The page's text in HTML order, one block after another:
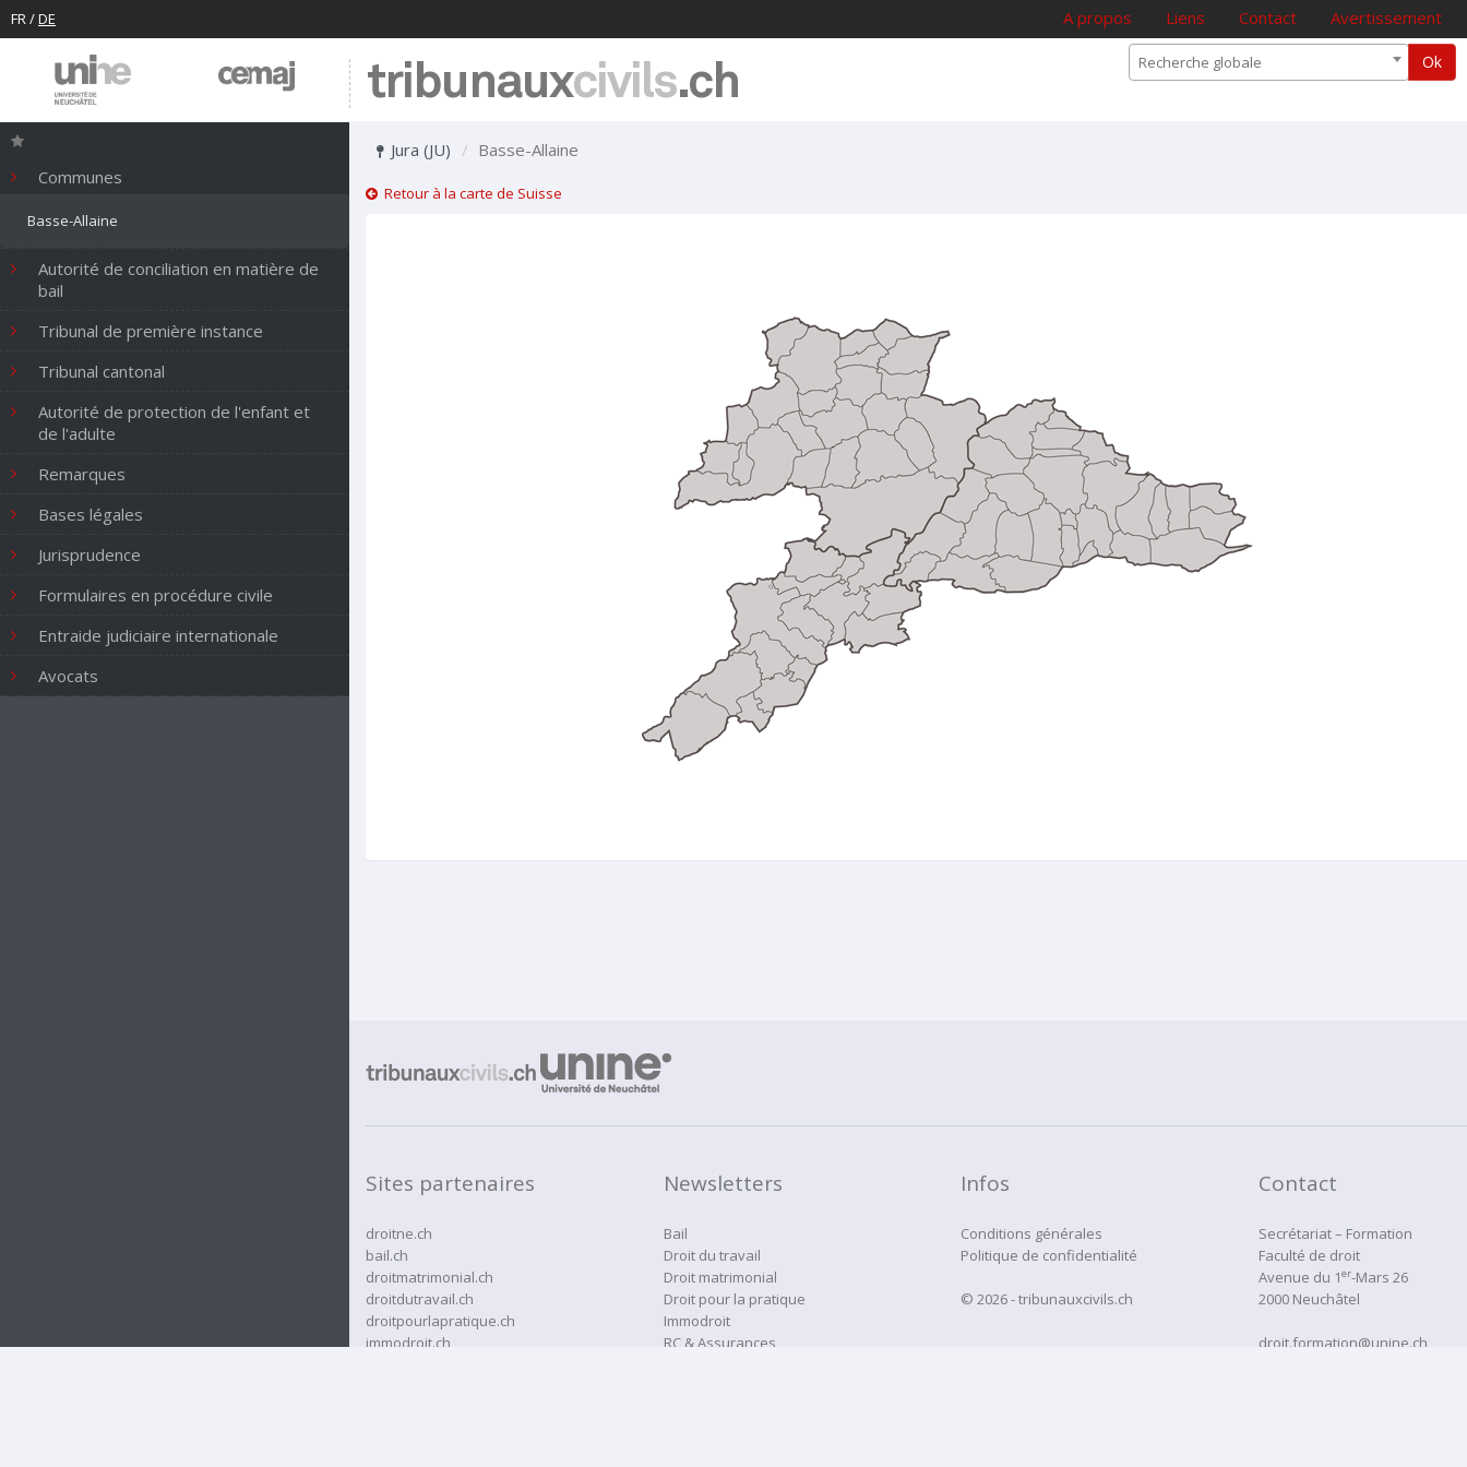
FR/DE A propos Liens Contact Avertissement
tribunauxcivils.ch Recherche globale Ok
Communes
Basse-Allaine
Autorité de conciliation en matière de
bail
Tribunal de première instance
Tribunal cantonal
Autorité de protection de l'enfant et
de l'adulte
Remarques
Bases légales
Jurisprudence
Formulaires en procédure civile
Entraide judiciaire internationale
Avocats
Jura (JU) Basse-Allaine
Retour à la carte de Suisse
Sites partenaires
droitne.ch
bail.ch
droitmatrimonial.ch
droitdutravail.ch
droitpourlapratique.ch
immodroit.ch
Newsletters
Bail
Droit du travail
Droit matrimonial
Droit pour la pratique
Immodroit
RC & Assurances
Infos
Conditions générales
Politique de confidentialité
© 2026 - tribunauxcivils.ch
Contact
Secrétariat – Formation
Faculté de droit
Avenue du 1er-Mars 26
2000 Neuchâtel
droit.formation@unine.ch